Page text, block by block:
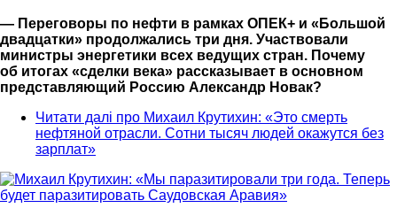
— Переговоры по нефти в рамках ОПЕК+ и «Большой
двадцатки» продолжались три дня. Участвовали
министры энергетики всех ведущих стран. Почему
об итогах «сделки века» рассказывает в основном
представляющий Россию Александр Новак?
Читати далі про Михаил Крутихин: «Это смерть
нефтяной отрасли. Сотни тысяч людей окажутся без
зарплат»